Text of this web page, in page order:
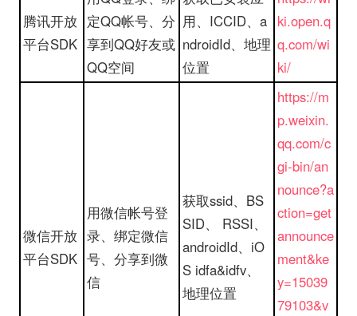
腾讯开放
平台SDK
定QQ帐号、分
享到QQ好友或
QQ空间
用、ICCID、a
ndroidId、地理
位置
ki.open.q
q.com/wi
ki/
微信开放
平台SDK
用微信帐号登
录、绑定微信
号、分享到微
信
获取ssid、BS
SID、 RSSI、
androidId、iO
S idfa&idfv、
地理位置
https://m
p.weixin.
qq.com/c
gi-bin/an
nounce?a
ction=get
announce
ment&ke
y=15039
79103&v